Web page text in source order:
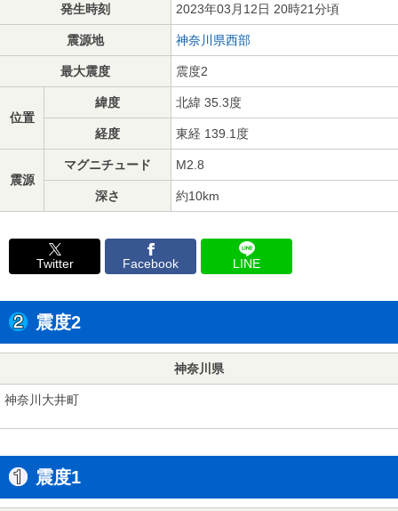
発生時刻 2023年03月12日 20時21分頃
震源地 神奈川県西部
最大震度 震度2
位置
緯度 北緯 35.3度
経度 東経 139.1度
震源
マグニチュード M2.8
深さ 約10km
Twitter Facebook LINE
震度2
神奈川県
神奈川大井町
震度1